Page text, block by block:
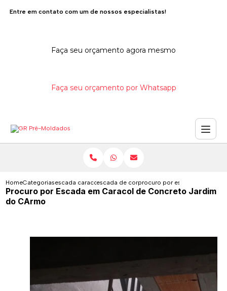
Entre em contato com um de nossos especialistas!
Faça seu orçamento agora mesmo
Faça seu orçamento por Whatsapp
HomeCategoriasescada caracol de concretoescada de concreto em caracol
procuro por escada em
Procuro por Escada em Caracol de Concreto Jardim
do CArmo